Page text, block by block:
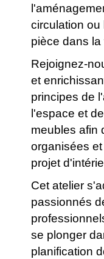
circulation ou
pièce dans
Rejoignez-
et
principes de
l'espace et
meubles afin
organisées
projet
Cet atelier
passionnés
se plonger
planification